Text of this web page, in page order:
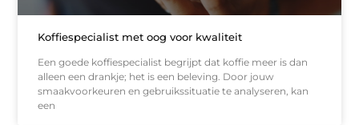
Koffiespecialist met oog voor kwaliteit
Een goede koffiespecialist begrijpt dat koffie meer is dan
alleen een drankje; het is een beleving. Door jouw
smaakvoorkeuren en gebruikssituatie te analyseren, kan
een